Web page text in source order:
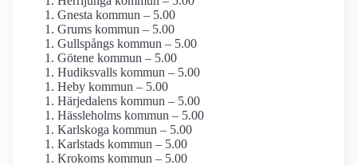
Gnesta kommun – 5.00
Grums kommun – 5.00
Gullspångs kommun – 5.00
Götene kommun – 5.00
Hudiksvalls kommun – 5.00
Heby kommun – 5.00
Härjedalens kommun – 5.00
Hässleholms kommun – 5.00
Karlskoga kommun – 5.00
Karlstads kommun – 5.00
Krokoms kommun – 5.00